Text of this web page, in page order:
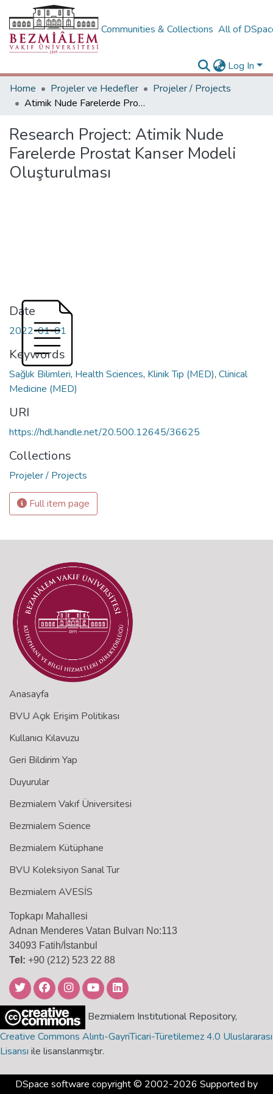
Communities & Collections All of
Log In
Home
Projeler ve Hedefler
Projeler / Projects
Atimik Nude Farelerde Prostat Kanser Modeli Oluşturulması
Research Project: Atimik Nude
Farelerde Prostat Kanser Modeli
Oluşturulması
Date
2022-01-01
Keywords
Sağlık Bilimleri, Health Sciences, Klinik Tıp (MED), Clinical
Medicine (MED)
URI
https://hdl.handle.net/20.500.12645/36625
Collections
Projeler / Projects
Full item page
Anasayfa
BVU Açık Erişim Politikası
Kullanıcı Kılavuzu
Geri Bildirim Yap
Duyurular
Bezmialem Vakıf Üniversitesi
Bezmialem Science
Bezmialem Kütüphane
BVU Koleksiyon Sanal Tur
Bezmialem AVESİS
Topkapı Mahallesi
Adnan Menderes Vatan Bulvarı No:113
34093 Fatih/İstanbul
Tel: +90 (212) 523 22 88
Bezmialem Institutional Repository,
Creative Commons Alıntı-GayriTicari-Türetilemez 4.0 Uluslararası
Lisansı ile lisanslanmıştır.
DSpace software copyright © 2002-2026 Supported by